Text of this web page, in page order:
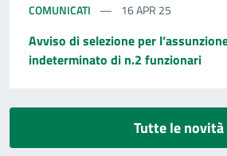
COMUNICATI 16 APR 25
Avviso di selezione per
indeterminato di n.2 funzionari
Tutte le novità